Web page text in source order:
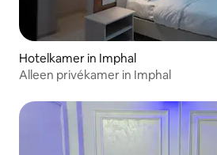
Hotelkamer in Imphal
Alleen privékamer in Imphal